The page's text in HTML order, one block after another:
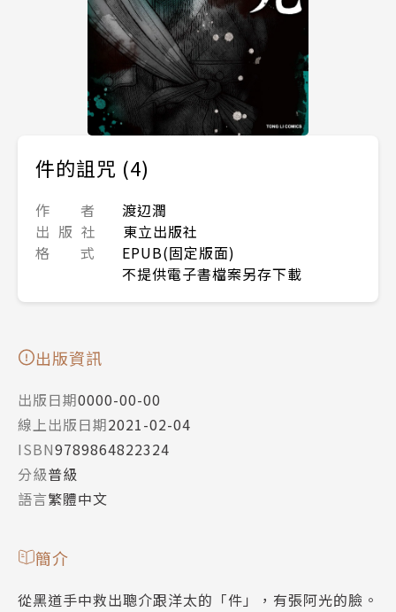
件的詛咒 (4)
作 者
渡辺潤
出 版 社
東立出版社
格 式
EPUB(固定版面)
不提供電子書檔案另存下載
出版資訊
出版日期0000-00-00
線上出版日期2021-02-04
ISBN9789864822324
分級普級
語言繁體中文
簡介
從黑道手中救出聰介跟洋太的「件」，有張阿光的臉。